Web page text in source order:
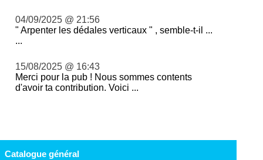
04/09/2025 @ 21:56
" Arpenter les dédales verticaux " , semble-t-il ...
...
15/08/2025 @ 16:43
Merci pour la pub ! Nous sommes contents
d'avoir ta contribution. Voici ...
Catalogue général